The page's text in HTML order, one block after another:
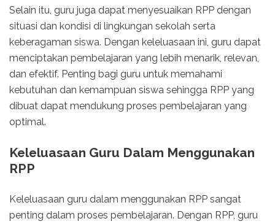
Selain itu, guru juga dapat menyesuaikan RPP dengan
situasi dan kondisi di lingkungan sekolah serta
keberagaman siswa. Dengan keleluasaan ini, guru dapat
menciptakan pembelajaran yang lebih menarik, relevan,
dan efektif. Penting bagi guru untuk memahami
kebutuhan dan kemampuan siswa sehingga RPP yang
dibuat dapat mendukung proses pembelajaran yang
optimal.
Keleluasaan Guru Dalam Menggunakan
RPP
Keleluasaan guru dalam menggunakan RPP sangat
penting dalam proses pembelajaran. Dengan RPP, guru